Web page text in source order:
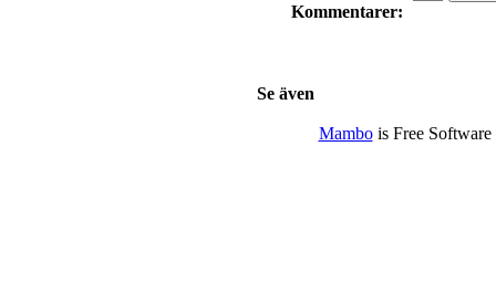
Kommentarer:
Se även
Mambois Free Software